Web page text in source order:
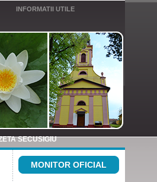
INFORMATII UTILE
SECUSIGIU
MONITOR OFICIAL